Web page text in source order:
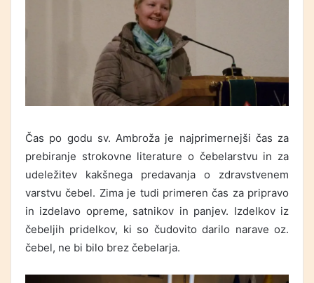
Čas po godu sv. Ambroža je najprimernejši čas za
prebiranje strokovne literature o čebelarstvu in za
udeležitev kakšnega predavanja o zdravstvenem
varstvu čebel. Zima je tudi primeren čas za pripravo
in izdelavo opreme, satnikov in panjev. Izdelkov iz
čebeljih pridelkov, ki so čudovito darilo narave oz.
čebel, ne bi bilo brez čebelarja.